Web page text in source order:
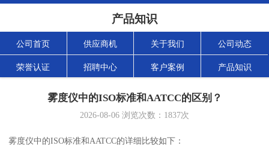
产品知识
公司首页 供应商机 关于我们 公司动态
荣誉认证 招聘中心 客户案例 产品知识
雾度仪中的ISO标准和AATCC的区别？
2026-08-06 浏览次数： 1837次
雾度仪中的ISO标准和AATCC的详细比较如下：